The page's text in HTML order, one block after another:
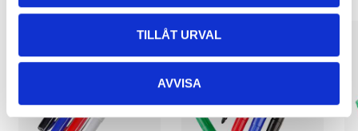
TILLÅT URVAL
AVVISA